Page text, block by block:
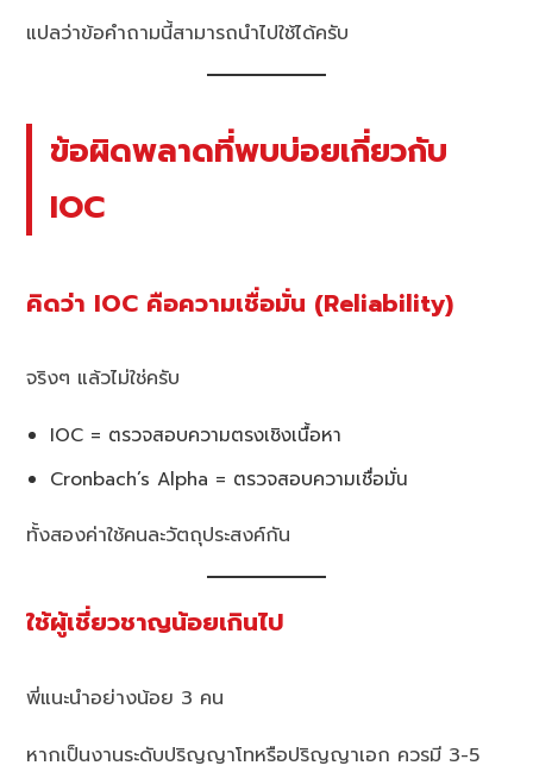
แปลว่าข้อคำถามนี้สามารถนำไปใช้ได้ครับ
ข้อผิดพลาดที่พบบ่อยเกี่ยวกับ
IOC
คิดว่า IOC คือความเชื่อมั่น (Reliability)
จริงๆ แล้วไม่ใช่ครับ
IOC = ตรวจสอบความตรงเชิงเนื้อหา
Cronbach’s Alpha = ตรวจสอบความเชื่อมั่น
ทั้งสองค่าใช้คนละวัตถุประสงค์กัน
ใช้ผู้เชี่ยวชาญน้อยเกินไป
พี่แนะนำอย่างน้อย 3 คน
หากเป็นงานระดับปริญญาโทหรือปริญญาเอก ควรมี 3-5